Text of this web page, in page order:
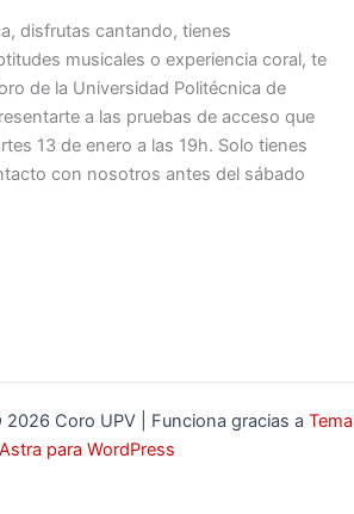
disfrutas cantando, tienes
musicales o experiencia coral, te
de la Universidad Politécnica de
a las pruebas de acceso que
13 de enero a las 19h. Solo tienes
con nosotros antes del sábado
Coro UPV | Funciona gracias a Tema
Astra para WordPress